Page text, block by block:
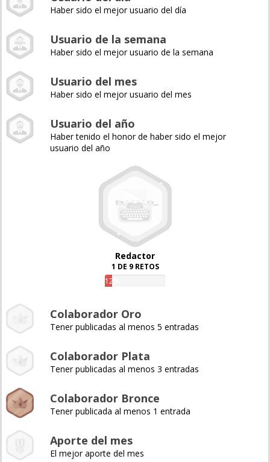
Haber sido el mejor usuario del día
Usuario de la semana
Haber sido el mejor usuario de la semana
Usuario del mes
Haber sido el mejor usuario del mes
Usuario del año
Haber tenido el honor de haber sido el mejor
usuario del año
Redactor
1 DE 9 RETOS
12%
Colaborador Oro
Tener publicadas al menos 5 entradas
Colaborador Plata
Tener publicadas al menos 3 entradas
Colaborador Bronce
Tener publicada al menos 1 entrada
Aporte del mes
El mejor aporte del mes